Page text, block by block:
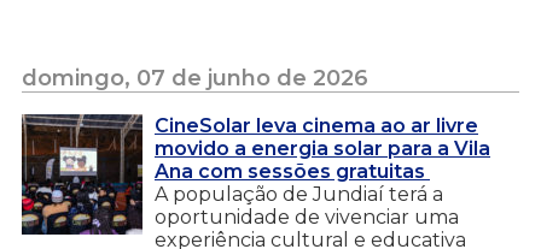
domingo, 07 de junho de 2026
CineSolar leva cinema ao ar livre
movido a energia solar para a Vila
Ana com sessões gratuitas
A população de Jundiaí terá a
oportunidade de vivenciar uma
experiência cultural e educativa